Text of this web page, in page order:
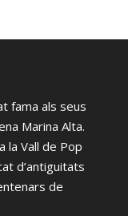
fama als seus
Marina Alta.
la Vall de Pop
d’antiguitats
de